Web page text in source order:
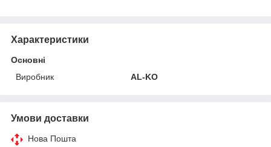
Характеристики
Основні
Виробник
AL-KO
Умови доставки
Нова Пошта